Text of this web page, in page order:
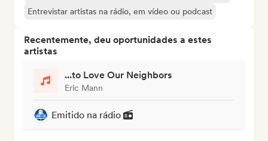
Entrevistar artistas na rádio, em vídeo ou podcast
Recentemente, deu oportunidades a estes
artistas
...to Love Our Neighbors
Eric Mann
Emitido na rádio